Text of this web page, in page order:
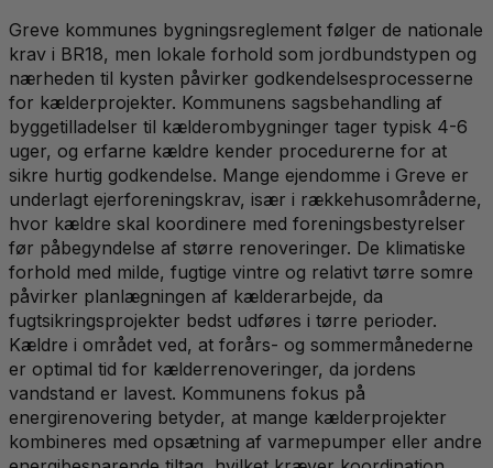
Greve kommunes bygningsreglement følger de nationale
krav i BR18, men lokale forhold som jordbundstypen og
nærheden til kysten påvirker godkendelsesprocesserne
for kælderprojekter. Kommunens sagsbehandling af
byggetilladelser til kælderombygninger tager typisk 4-6
uger, og erfarne kældre kender procedurerne for at
sikre hurtig godkendelse. Mange ejendomme i Greve er
underlagt ejerforeningskrav, især i rækkehusområderne,
hvor kældre skal koordinere med foreningsbestyrelser
før påbegyndelse af større renoveringer. De klimatiske
forhold med milde, fugtige vintre og relativt tørre somre
påvirker planlægningen af kælderarbejde, da
fugtsikringsprojekter bedst udføres i tørre perioder.
Kældre i området ved, at forårs- og sommermånederne
er optimal tid for kælderrenoveringer, da jordens
vandstand er lavest. Kommunens fokus på
energirenovering betyder, at mange kælderprojekter
kombineres med opsætning af varmepumper eller andre